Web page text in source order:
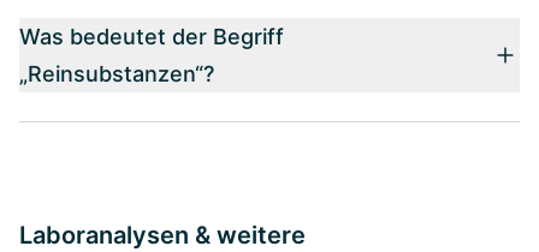
Was bedeutet der Begriff
„Reinsubstanzen“?
Laboranalysen & weitere